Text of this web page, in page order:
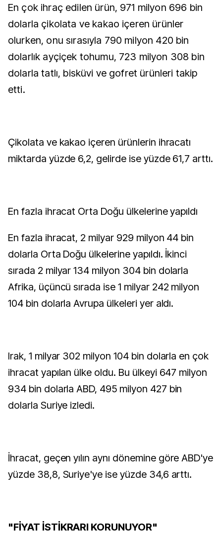
En çok ihraç edilen ürün, 971 milyon 696 bin
dolarla çikolata ve kakao içeren ürünler
olurken, onu sırasıyla 790 milyon 420 bin
dolarlık ayçiçek tohumu, 723 milyon 308 bin
dolarla tatlı, bisküvi ve gofret ürünleri takip
etti.
Çikolata ve kakao içeren ürünlerin ihracatı
miktarda yüzde 6,2, gelirde ise yüzde 61,7 arttı.
En fazla ihracat Orta Doğu ülkelerine yapıldı
En fazla ihracat, 2 milyar 929 milyon 44 bin
dolarla Orta Doğu ülkelerine yapıldı. İkinci
sırada 2 milyar 134 milyon 304 bin dolarla
Afrika, üçüncü sırada ise 1 milyar 242 milyon
104 bin dolarla Avrupa ülkeleri yer aldı.
Irak, 1 milyar 302 milyon 104 bin dolarla en çok
ihracat yapılan ülke oldu. Bu ülkeyi 647 milyon
934 bin dolarla ABD, 495 milyon 427 bin
dolarla Suriye izledi.
İhracat, geçen yılın aynı dönemine göre ABD'ye
yüzde 38,8, Suriye'ye ise yüzde 34,6 arttı.
"FİYAT İSTİKRARI KORUNUYOR"